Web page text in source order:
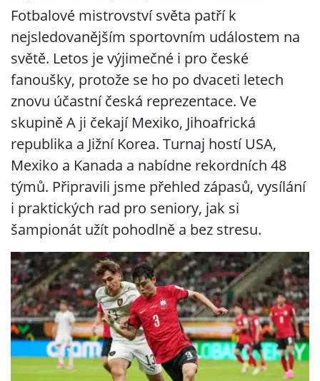
Fotbalové mistrovství světa patří k
nejsledovanějším sportovním událostem na
světě. Letos je výjimečné i pro české
fanoušky, protože se ho po dvaceti letech
znovu účastní česká reprezentace. Ve
skupině A ji čekají Mexiko, Jihoafrická
republika a Jižní Korea. Turnaj hostí USA,
Mexiko a Kanada a nabídne rekordních 48
týmů. Připravili jsme přehled zápasů, vysílání
i praktických rad pro seniory, jak si
šampionát užít pohodlně a bez stresu.